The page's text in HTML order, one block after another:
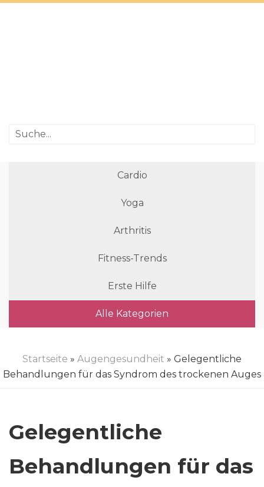
Cardio
Yoga
Arthritis
Fitness-Trends
Erste Hilfe
Alle Kategorien
Startseite » Augengesundheit » Gelegentliche
Behandlungen für das Syndrom des trockenen Auges
Gelegentliche
Behandlungen für das